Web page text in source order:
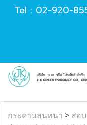
Tel : 02-920-
กระดานสนทนา > สอ